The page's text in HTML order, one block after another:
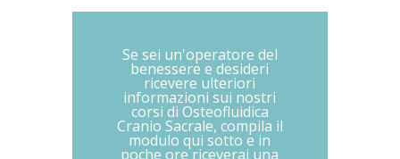
Se sei un'operatore del
benessere e desideri
ricevere ulteriori
informazioni sui nostri
corsi di Osteofluidica
Cranio Sacrale, compila il
modulo qui sotto e in
poche ore riceverai una